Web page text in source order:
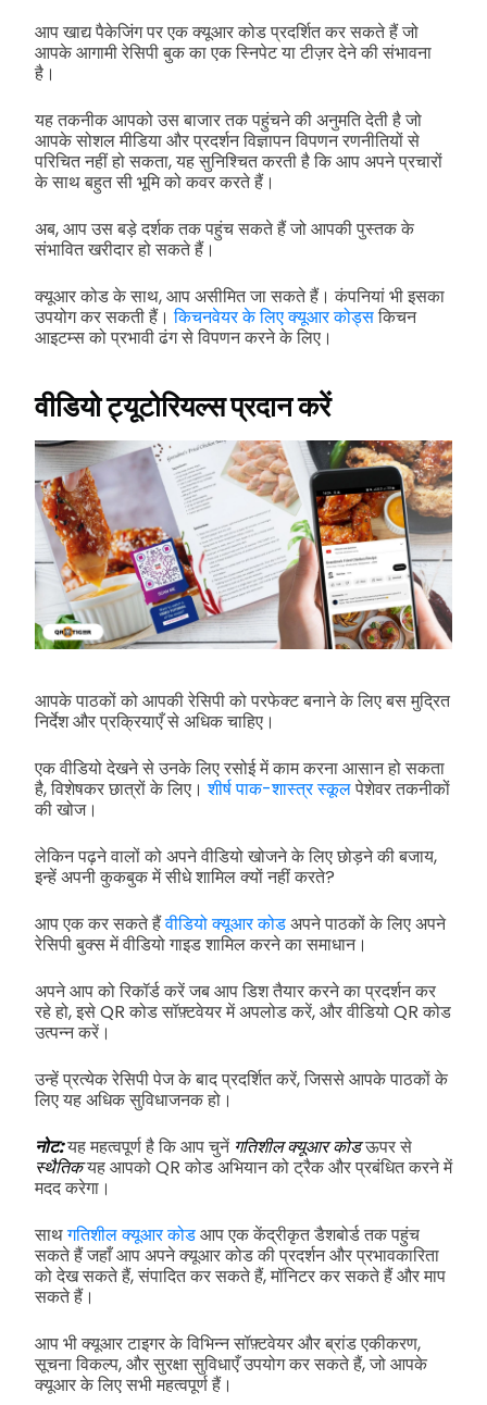
आप खाद्य पैकेजिंग पर एक क्यूआर कोड प्रदर्शित कर सकते हैं जो
आपके आगामी रेसिपी बुक का एक स्निपेट या टीज़र देने की संभावना
है।
यह तकनीक आपको उस बाजार तक पहुंचने की अनुमति देती है जो
आपके सोशल मीडिया और प्रदर्शन विज्ञापन विपणन रणनीतियों से
परिचित नहीं हो सकता, यह सुनिश्चित करती है कि आप अपने प्रचारों
के साथ बहुत सी भूमि को कवर करते हैं।
अब, आप उस बड़े दर्शक तक पहुंच सकते हैं जो आपकी पुस्तक के
संभावित खरीदार हो सकते हैं।
क्यूआर कोड के साथ, आप असीमित जा सकते हैं। कंपनियां भी इसका
उपयोग कर सकती हैं।किचनवेयर के लिए क्यूआर कोड्सकिचन
आइटम्स को प्रभावी ढंग से विपणन करने के लिए।
वीडियो ट्यूटोरियल्स प्रदान करें
आपके पाठकों को आपकी रेसिपी को परफेक्ट बनाने के लिए बस मुद्रित
निर्देश और प्रक्रियाएँ से अधिक चाहिए।
एक वीडियो देखने से उनके लिए रसोई में काम करना आसान हो सकता
है, विशेषकर छात्रों के लिए।शीर्ष पाक-शास्त्र स्कूलपेशेवर तकनीकों
की खोज।
लेकिन पढ़ने वालों को अपने वीडियो खोजने के लिए छोड़ने की बजाय,
इन्हें अपनी कुकबुक में सीधे शामिल क्यों नहीं करते?
आप एक कर सकते हैंवीडियो क्यूआर कोडअपने पाठकों के लिए अपने
रेसिपी बुक्स में वीडियो गाइड शामिल करने का समाधान।
अपने आप को रिकॉर्ड करें जब आप डिश तैयार करने का प्रदर्शन कर
रहे हो, इसे QR कोड सॉफ़्टवेयर में अपलोड करें, और वीडियो QR कोड
उत्पन्न करें।
उन्हें प्रत्येक रेसिपी पेज के बाद प्रदर्शित करें, जिससे आपके पाठकों के
लिए यह अधिक सुविधाजनक हो।
नोट:यह महत्वपूर्ण है कि आप चुनें गतिशील क्यूआर कोडऊपर से
स्थैतिकयह आपको QR कोड अभियान को ट्रैक और प्रबंधित करने में
मदद करेगा।
साथगतिशील क्यूआर कोडआप एक केंद्रीकृत डैशबोर्ड तक पहुंच
सकते हैं जहाँ आप अपने क्यूआर कोड की प्रदर्शन और प्रभावकारिता
को देख सकते हैं, संपादित कर सकते हैं, मॉनिटर कर सकते हैं और माप
सकते हैं।
आप भी क्यूआर टाइगर के विभिन्न सॉफ़्टवेयर और ब्रांड एकीकरण,
सूचना विकल्प, और सुरक्षा सुविधाएँ उपयोग कर सकते हैं, जो आपके
क्यूआर के लिए सभी महत्वपूर्ण हैं।